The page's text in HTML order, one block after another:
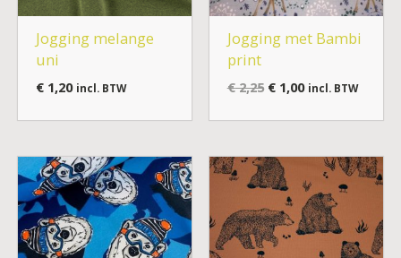
Jogging melange
uni
€1,20 incl. BTW
Jogging met Bambi
print
€2,25 €1,00 incl. BTW